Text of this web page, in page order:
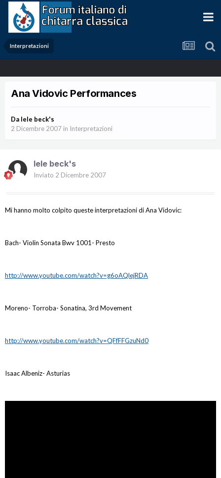
Interpretazioni
Ana Vidovic Performances
Da lele beck's
2 Dicembre 2007 in Interpretazioni
lele beck's
Inviato 2 Dicembre 2007
Mi hanno molto colpito queste interpretazioni di Ana Vidovic:
Bach- Violin Sonata Bwv 1001- Presto
http://www.youtube.com/watch?v=g6oAQlejRDA
Moreno- Torroba- Sonatina, 3rd Movement
http://www.youtube.com/watch?v=QFfFFGzuNd0
Isaac Albeniz- Asturias